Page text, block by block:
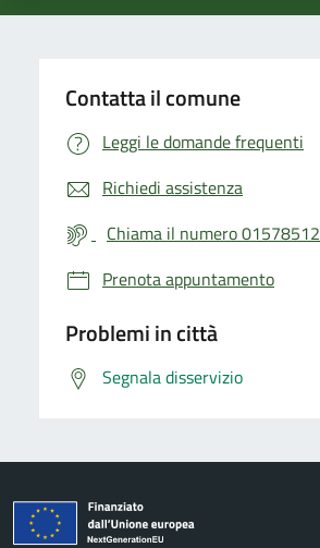
Contatta il comune
Leggi le domande frequenti
Richiedi assistenza
Chiama il numero 01578512
Prenota appuntamento
Problemi in città
Segnala disservizio